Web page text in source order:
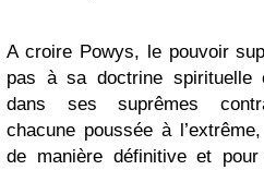
A croire Powys, le pouvoir
pas à sa doctrine spirituelle
dans ses suprêmes
chacune poussée à
de manière définitive et